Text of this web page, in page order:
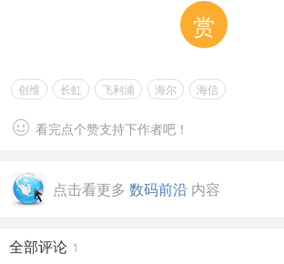
赏
创维 长虹 飞利浦 海尔 海信
 看完点个赞支持下作者吧！
点击看更多 数码前沿 内容
全部评论 1